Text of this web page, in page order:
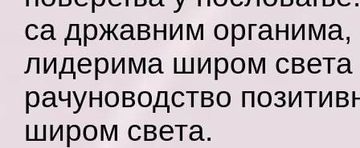
са државним
лидерима широм света
рачуноводство
широм света.